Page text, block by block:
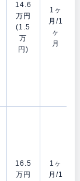
14.6
万円
(1.5
万
円)
1ヶ
月/1
ヶ
月
16.5
万円
1ヶ
月/1